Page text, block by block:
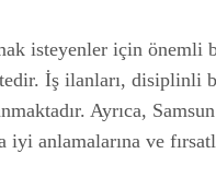
isteyenler için önemli
İş ilanları,
Ayrıca,
anlamalarına ve